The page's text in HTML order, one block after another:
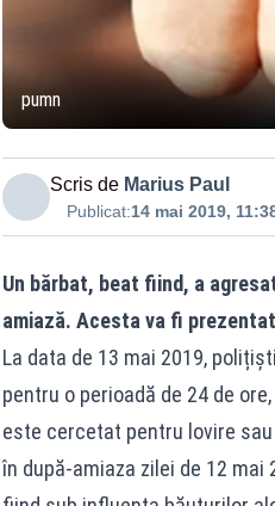
pumn
Scris de Marius Paul
Publicat:14 mai 2019,
Un bărbat, beat fiind, a
amiază. Acesta va fi
La data de 13 mai 2019,
pentru o perioadă de 24 de
este cercetat pentru lovire
în după-amiaza zilei de 12